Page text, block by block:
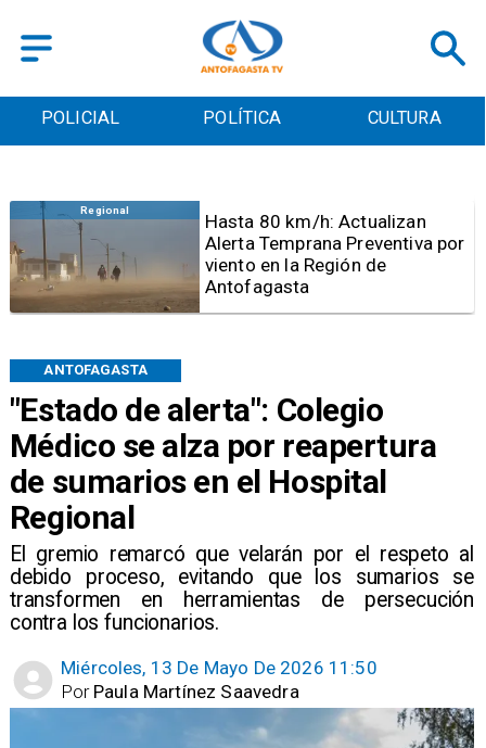
POLICIAL POLÍTICA CULTURA
"Estado de alerta": Colegio
Médico se alza por reapertura
de sumarios en el Hospital
Regional
El gremio remarcó que velarán por el respeto al
debido proceso, evitando que los sumarios se
transformen en herramientas de persecución
contra los funcionarios.
ANTOFAGASTA
Miércoles, 13 De Mayo De 2026 11:50
Paula Martínez Saavedra
Por
Antofagasta
Detienen a sujeto por iniciar
quema para sacar cables
eléctricos en el sector norte de
Antofagasta